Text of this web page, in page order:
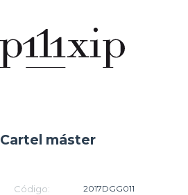
Cartel máster
Código: 2017DGG011